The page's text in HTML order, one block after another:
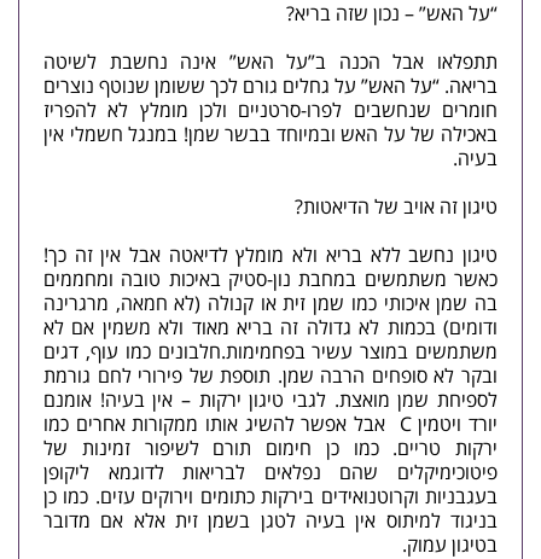
“על האש” – נכון שזה בריא?
תתפלאו אבל הכנה ב”על האש” אינה נחשבת לשיטה
בריאה. “על האש” על גחלים גורם לכך ששומן שנוטף נוצרים
חומרים שנחשבים לפרו-סרטניים ולכן מומלץ לא להפריז
באכילה של על האש ובמיוחד בבשר שמן! במנגל חשמלי אין
בעיה.
טיגון זה אויב של הדיאטות?
טיגון נחשב ללא בריא ולא מומלץ לדיאטה אבל אין זה כך!
כאשר משתמשים במחבת נון-סטיק באיכות טובה ומחממים
בה שמן איכותי כמו שמן זית או קנולה (לא חמאה, מרגרינה
ודומים) בכמות לא גדולה זה בריא מאוד ולא משמין אם לא
משתמשים במוצר עשיר בפחמימות.חלבונים כמו עוף, דגים
ובקר לא סופחים הרבה שמן. תוספת של פירורי לחם גורמת
לספיחת שמן מואצת. לגבי טיגון ירקות – אין בעיה! אומנם
יורד ויטמין C אבל אפשר להשיג אותו ממקורות אחרים כמו
ירקות טריים. כמו כן חימום תורם לשיפור זמינות של
פיטוכימיקלים שהם נפלאים לבריאות לדוגמא ליקופן
בעגבניות וקרוטנואידים בירקות כתומים וירוקים עזים. כמו כן
בניגוד למיתוס אין בעיה לטגן בשמן זית אלא אם מדובר
בטיגון עמוק.